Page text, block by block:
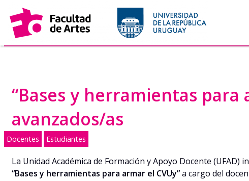
Saltar
al
contenido
“Bases y herramientas
avanzados/as
Docentes Estudiantes
La Unidad Académica de Formación y Apoyo Docente (UFAD)
“Bases y herramientas para armar el CVUy”a cargo del